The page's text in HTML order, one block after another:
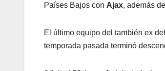
Países Bajos con Ajax, además
El último equipo del también ex
temporada pasada terminó